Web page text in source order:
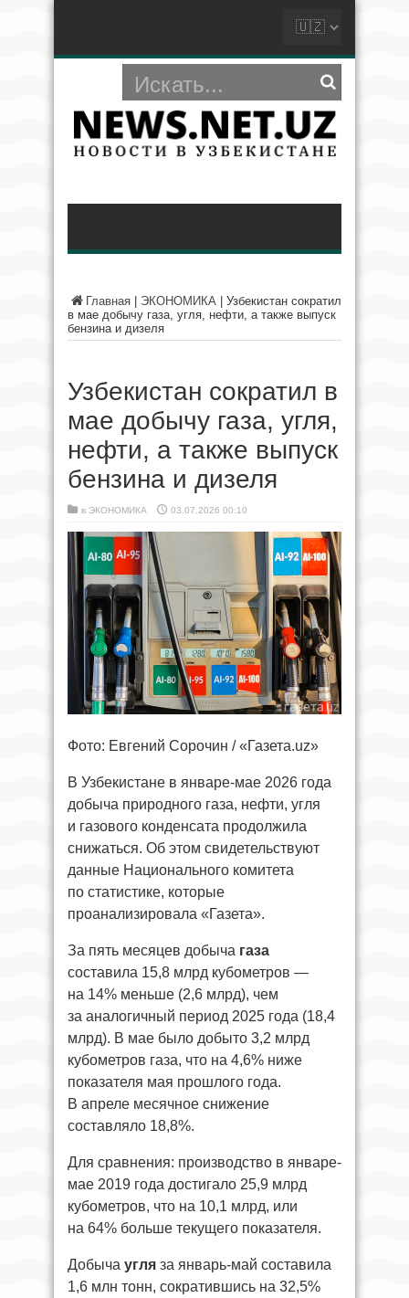
Главная ЭКОНОМИКА
Узбекистан сократил
в мае добычу газа, угля, нефти, а также выпуск
бензина и дизеля
Узбекистан сократил в
мае добычу газа, угля,
нефти, а также выпуск
бензина и дизеля
в ЭКОНОМИКА 03.07.2026 00:10
Фото: Евгений Сорочин / «Газета.uz»
В Узбекистане в январе-мае 2026 года
добыча природного газа, нефти, угля
и газового конденсата продолжила
снижаться. Об этом свидетельствуют
данные Национального комитета
по статистике, которые
проанализировала «Газета».
За пять месяцев добыча газа
составила 15,8 млрд кубометров —
на 14% меньше (2,6 млрд), чем
за аналогичный период 2025 года (18,4
млрд). В мае было добыто 3,2 млрд
кубометров газа, что на 4,6% ниже
показателя мая прошлого года.
В апреле месячное снижение
составляло 18,8%.
Для сравнения: производство в январе-
мае 2019 года достигало 25,9 млрд
кубометров, что на 10,1 млрд, или
на 64% больше текущего показателя.
Добыча угля за январь-май составила
1,6 млн тонн, сократившись на 32,5%